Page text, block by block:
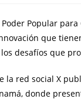
Popular para
que
desafíos que
la red social X
donde